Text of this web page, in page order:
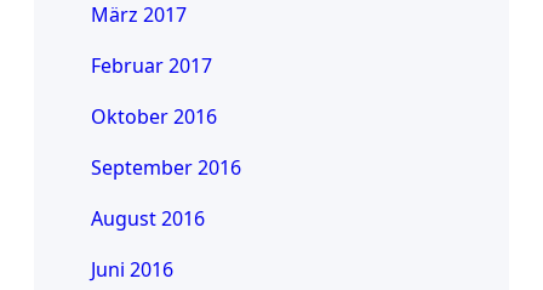
März 2017
Februar 2017
Oktober 2016
September 2016
August 2016
Juni 2016